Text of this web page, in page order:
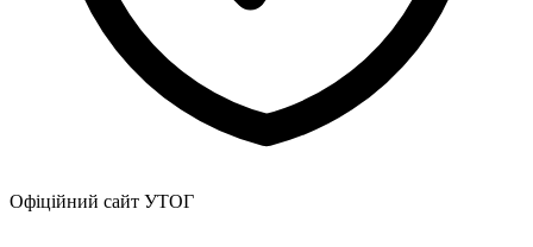
Офіційний сайт УТОГ